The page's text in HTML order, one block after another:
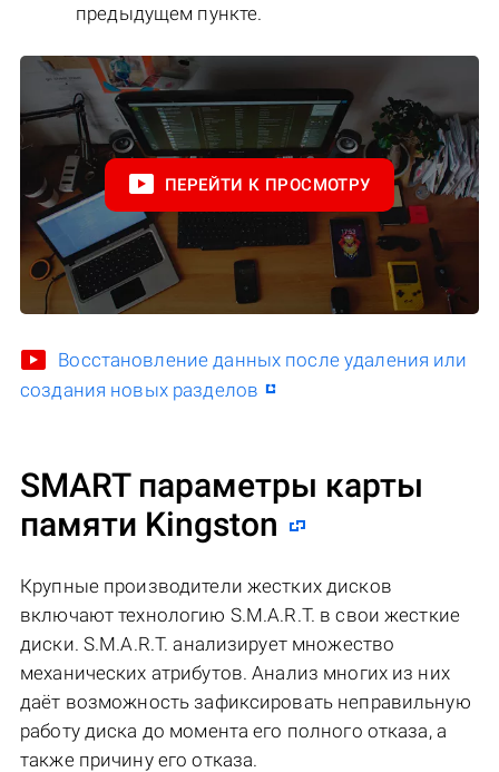
предыдущем пункте.
ПЕРЕЙТИ К ПРОСМОТРУ
Восстановление данных после удаления или
создания новых разделов
SMART параметры карты
памяти Kingston
Крупные производители жестких дисков
включают технологию S.M.A.R.T. в свои жесткие
диски. S.M.A.R.T. анализирует множество
механических атрибутов. Анализ многих из них
даёт возможность зафиксировать неправильную
работу диска до момента его полного отказа, а
также причину его отказа.